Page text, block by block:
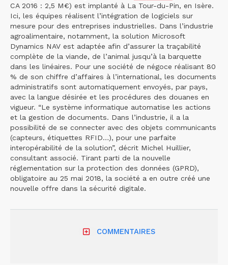
CA 2016 : 2,5 M€) est implanté à La Tour-du-Pin, en Isère.
Ici, les équipes réalisent l’intégration de logiciels sur
mesure pour des entreprises industrielles. Dans l’industrie
agroalimentaire, notamment, la solution Microsoft
Dynamics NAV est adaptée afin d’assurer la traçabilité
complète de la viande, de l’animal jusqu’à la barquette
dans les linéaires. Pour une société de négoce réalisant 80
% de son chiffre d’affaires à l’international, les documents
administratifs sont automatiquement envoyés, par pays,
avec la langue désirée et les procédures des douanes en
vigueur. “Le système informatique automatise les actions
et la gestion de documents. Dans l’industrie, il a la
possibilité de se connecter avec des objets communicants
(capteurs, étiquettes RFID…), pour une parfaite
interopérabilité de la solution”, décrit Michel Huillier,
consultant associé. Tirant parti de la nouvelle
réglementation sur la protection des données (GPRD),
obligatoire au 25 mai 2018, la société a en outre créé une
nouvelle offre dans la sécurité digitale.
COMMENTAIRES